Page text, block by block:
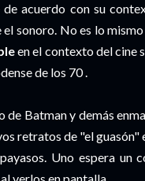
acuerdo con su
sonoro. No es lo
en el contexto del cine
de los 70.
de Batman y demás
retratos de "el guasón"
Uno espera un